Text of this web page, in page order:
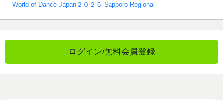
World of Dance Japan２０２５ Sapporo Regional
ログイン/無料会員登録